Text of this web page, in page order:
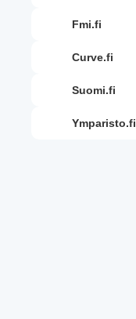
fmi.fi
curve.fi
suomi.fi
ymparisto.fi